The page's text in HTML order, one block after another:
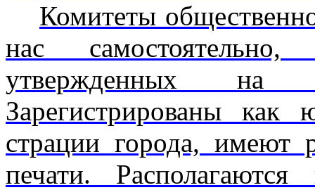
Комитеты
нас
утвержденных на
Зарегистрированы
страции города, имеют
печати.